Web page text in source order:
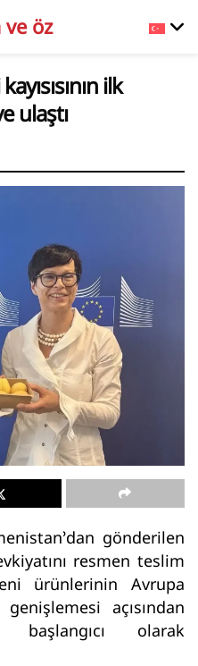
ve öz
ilk
ulaştı
gönderilen
resmen teslim
ürünlerinin Avrupa
genişlemesi açısından
olarak